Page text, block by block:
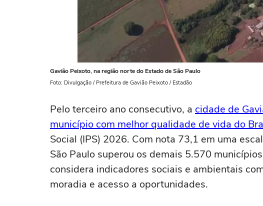
Gavião Peixoto, na região norte do Estado de São Paulo
Foto: Divulgação / Prefeitura de Gavião Peixoto / Estadão
Pelo terceiro ano consecutivo, a cidade de
município com melhor qualidade de vida do
Social (IPS) 2026. Com nota 73,1 em uma
São Paulo superou os demais 5.570
considera indicadores sociais e ambientais
moradia e acesso a oportunidades.